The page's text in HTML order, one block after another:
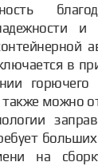
и
в
можно
на